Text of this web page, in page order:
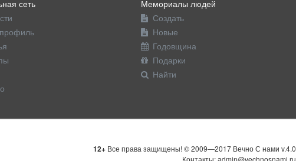
сеть
Мемориалы людей
Создать
Новые
Годовщина
Подарки
Найти
12+Все права защищены! © 2009—2017 Вечно С нами v.4.0
Контакты: admin@vechnosnami.ru